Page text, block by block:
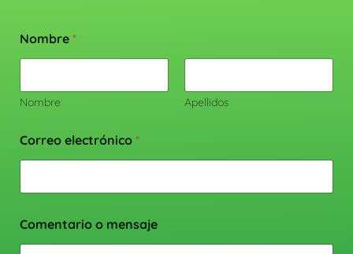
Nombre *
Nombre Apellidos
Correo electrónico *
Comentario o mensaje